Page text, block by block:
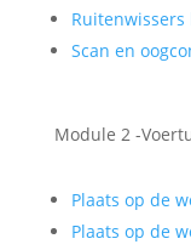
Scan en
Module 2 -
Plaats op de
Plaats op de